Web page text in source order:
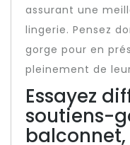
assurant une
lingerie. Pensez
gorge pour en
pleinement de
Essayez
soutiens-